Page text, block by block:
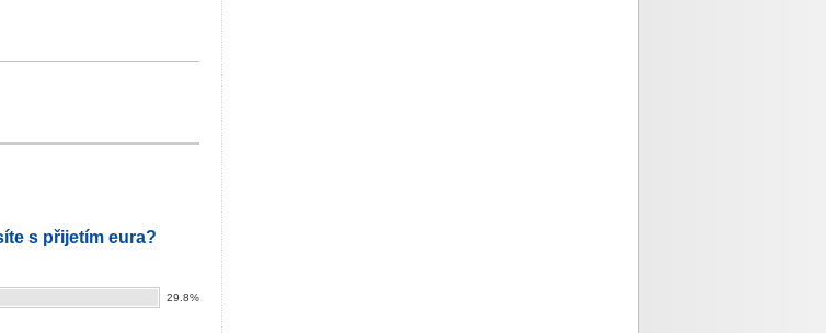
s přijetím eura?
29.8%